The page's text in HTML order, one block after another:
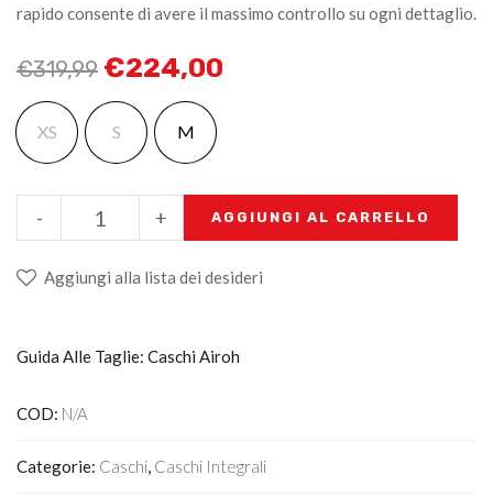
rapido consente di avere il massimo controllo su ogni dettaglio.
€319,99 €224,00
XS S M
+
- AGGIUNGI AL CARRELLO
Aggiungi alla lista dei desideri
Guida Alle Taglie: Caschi Airoh
COD: N/A
Categorie: Caschi, Caschi Integrali